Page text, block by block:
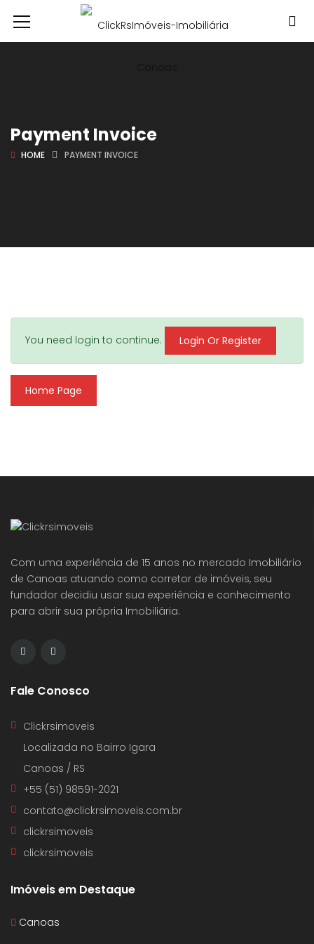
Payment Invoice
HOME PAYMENT INVOICE
You need login to continue. Login Or Register
Home Page
Com uma experiência de 15 anos no mercado Imobiliário
de Canoas atuando como corretor de imóveis, seu
fundador decidiu usar sua experiência e conhecimento
para abrir sua própria Imobiliária.
Fale Conosco
Clickrsimoveis
Localizada no Bairro Igara
Canoas / RS
+55 (51) 98591-2021
contato@clickrsimoveis.com.br
clickrsimoveis
clickrsimoveis
Imóveis em Destaque
Canoas